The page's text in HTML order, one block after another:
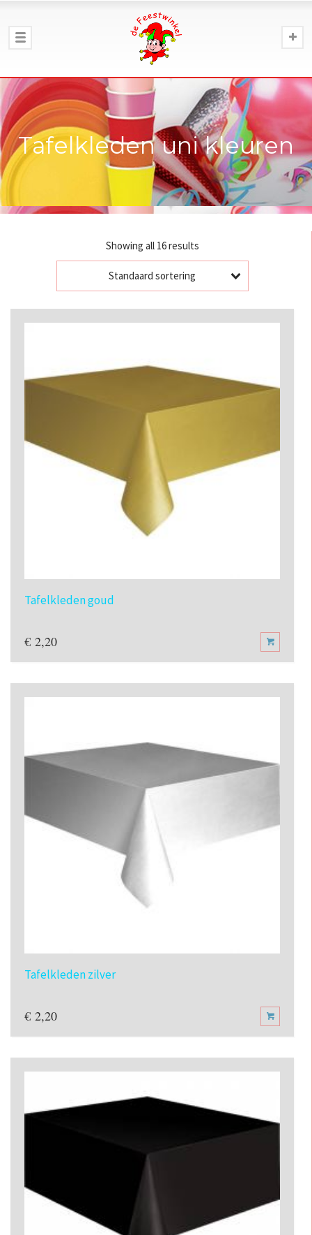
Tafelkleden uni kleuren
Showing all 16 results
Standaard sortering
Tafelkleden goud
€ 2,20
Tafelkleden zilver
€ 2,20